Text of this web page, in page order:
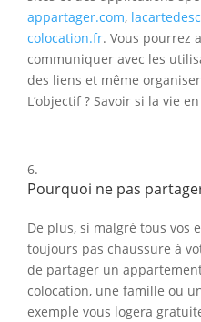
appartager.com,
colocation.fr. Vous pourrez
communiquer avec les
des liens et même
L’objectif ? Savoir si la vie
Pourquoi ne pas
De plus, si malgré tous vos
toujours pas chaussure à
de partager un
colocation, une famille ou
exemple vous logera